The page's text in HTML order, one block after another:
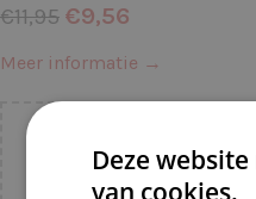
€11,95 €9,56
Meer informatie →
Je bestelling wordt
Nederland!Deze
van cookies.